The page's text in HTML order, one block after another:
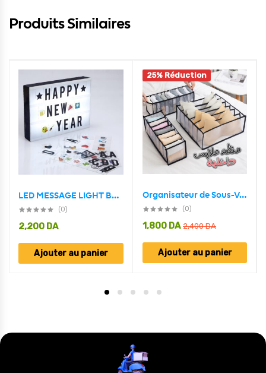
Produits Similaires
LED MESSAGE LIGHT BOX -Noir et Blanc
(0)
2,200 DA
Ajouter au panier
25% Réduction
Organisateur de Sous-Vêtement Transparent 3PCS dans Tiroirs
(0)
2,400DA
1,800 DA
Ajouter au panier